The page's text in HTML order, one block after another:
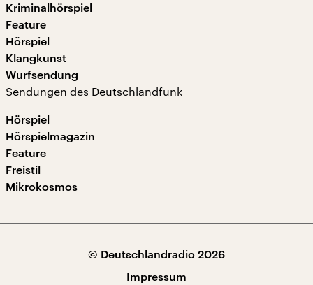
Kriminalhörspiel
Feature
Hörspiel
Klangkunst
Wurfsendung
Sendungen des Deutschlandfunk
Hörspiel
Hörspielmagazin
Feature
Freistil
Mikrokosmos
© Deutschlandradio 2026
Impressum